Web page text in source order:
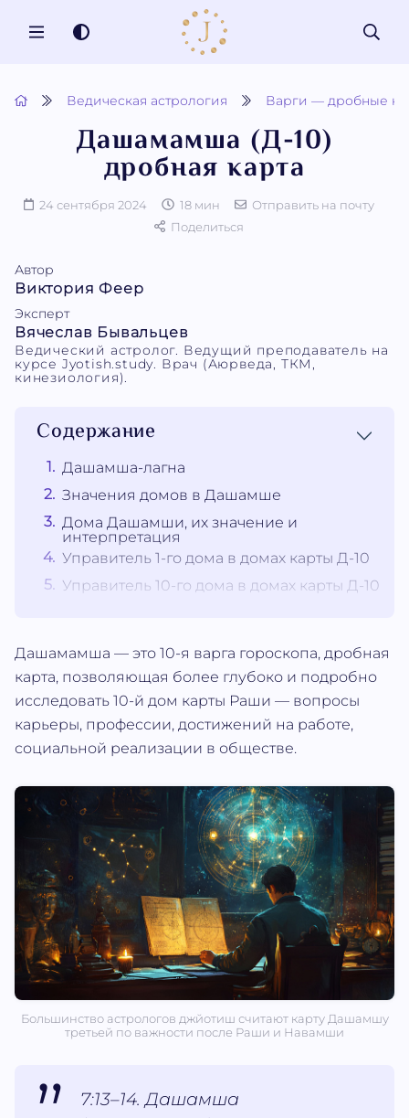
MENU
Ведическая астрология Варги — дробные
Дашамамша (Д-10)
дробная карта
24 сентября 2024 18 мин
Отправить на почту
Поделиться
Автор
Виктория Феер
Эксперт
Вячеслав Бывальцев
Ведический астролог. Ведущий преподаватель на
курсе Jyotish.study. Врач (Аюрведа, ТКМ,
кинезиология).
Содержание
Дашамша-лагна
Значения домов в Дашамше
Дома Дашамши, их значение и
интерпретация
Управитель 1-го дома в домах карты Д-10
Управитель 10-го дома в домах карты Д-10
Дашамамша — это 10-я варга гороскопа, дробная
карта, позволяющая более глубоко и подробно
исследовать 10-й дом карты Раши — вопросы
карьеры, профессии, достижений на работе,
социальной реализации в обществе.
Большинство астрологов джйотиш считают карту Дашамшу
третьей по важности после Раши и Навамши
7:13–14. Дашамша